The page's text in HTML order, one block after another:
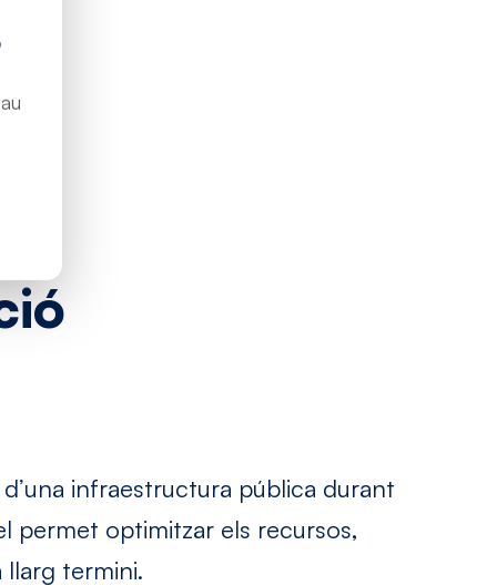
infraestructura pública durant
permet optimitzar els recursos,
llarg termini.